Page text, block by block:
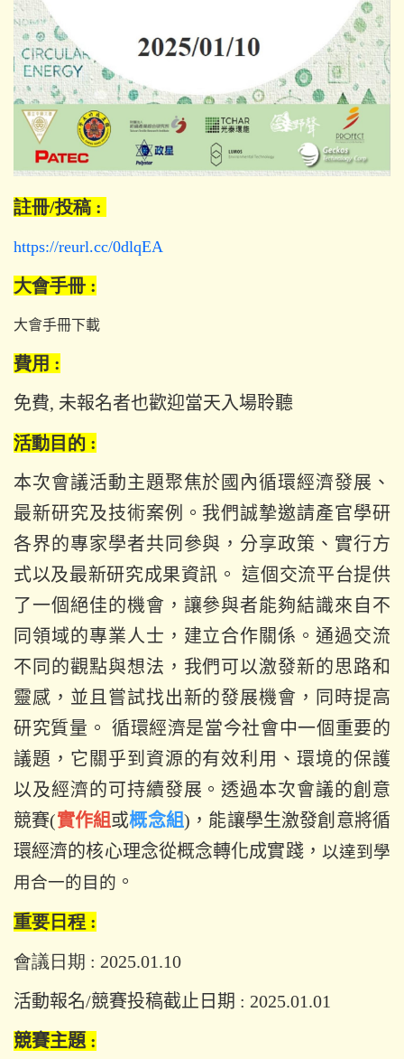
註冊/投稿 :
https://reurl.cc/0dlqEA
大會手冊 :
大會手冊下載
費用 :
免費, 未報名者也歡迎當天入場聆聽
活動目的 :
本次會議活動主題聚焦於國內循環經濟發展、
最新研究及技術案例。我們誠摯邀請產官學研
各界的專家學者共同參與，分享政策、實行方
式以及最新研究成果資訊。 這個交流平台提供
了一個絕佳的機會，讓參與者能夠結識來自不
同領域的專業人士，建立合作關係。通過交流
不同的觀點與想法，我們可以激發新的思路和
靈感，並且嘗試找出新的發展機會，同時提高
研究質量。 循環經濟是當今社會中一個重要的
議題，它關乎到資源的有效利用、環境的保護
以及經濟的可持續發展。透過本次會議的創意
競賽(實作組或概念組)，能讓學生激發創意將循
環經濟的核心理念從概念轉化成實踐， 以達到學
用合一的目的 。
重要日程 :
會議日期 : 2025.01.10
活動報名/競賽投稿截止日期 : 2025.01.01
競賽主題 :